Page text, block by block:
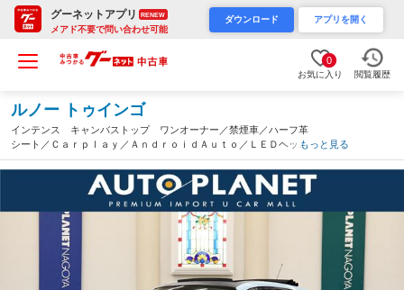
グーネットアプリ RENEW
メアド不要で問い合わせ可能
ダウンロード アプリを開く
0
お気に入り 閲覧履歴
ルノー トゥインゴ
インテンス キャンバストップ ワンオーナー／禁煙車／ハーフ革
シート／Ｃａｒｐｌａｙ／ＡｎｄｒｏｉｄＡｕｔｏ／ＬＥＤヘッド
ライト／クルーズコントロール／シートヒーター／バックカメラ／
アルミ／ＥＴＣ／アイドリングストップ／ＵＳＢポート（愛知県）
もっと見る